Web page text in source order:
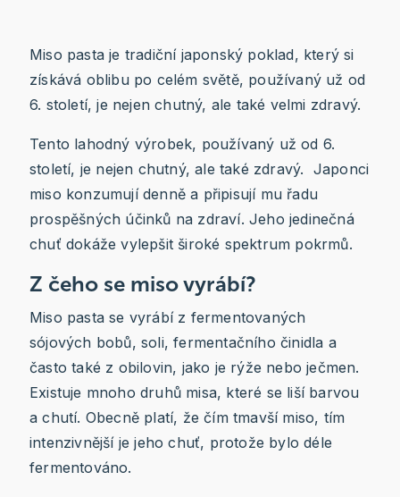
Miso pasta je tradiční japonský poklad, který si
získává oblibu po celém světě, používaný už od
6. století, je nejen chutný, ale také velmi zdravý.
Tento lahodný výrobek, používaný už od 6.
století, je nejen chutný, ale také zdravý. Japonci
miso konzumují denně a připisují mu řadu
prospěšných účinků na zdraví. Jeho jedinečná
chuť dokáže vylepšit široké spektrum pokrmů.
Z čeho se miso vyrábí?
Miso pasta se vyrábí z fermentovaných
sójových bobů, soli, fermentačního činidla a
často také z obilovin, jako je rýže nebo ječmen.
Existuje mnoho druhů misa, které se liší barvou
a chutí. Obecně platí, že čím tmavší miso, tím
intenzivnější je jeho chuť, protože bylo déle
fermentováno.